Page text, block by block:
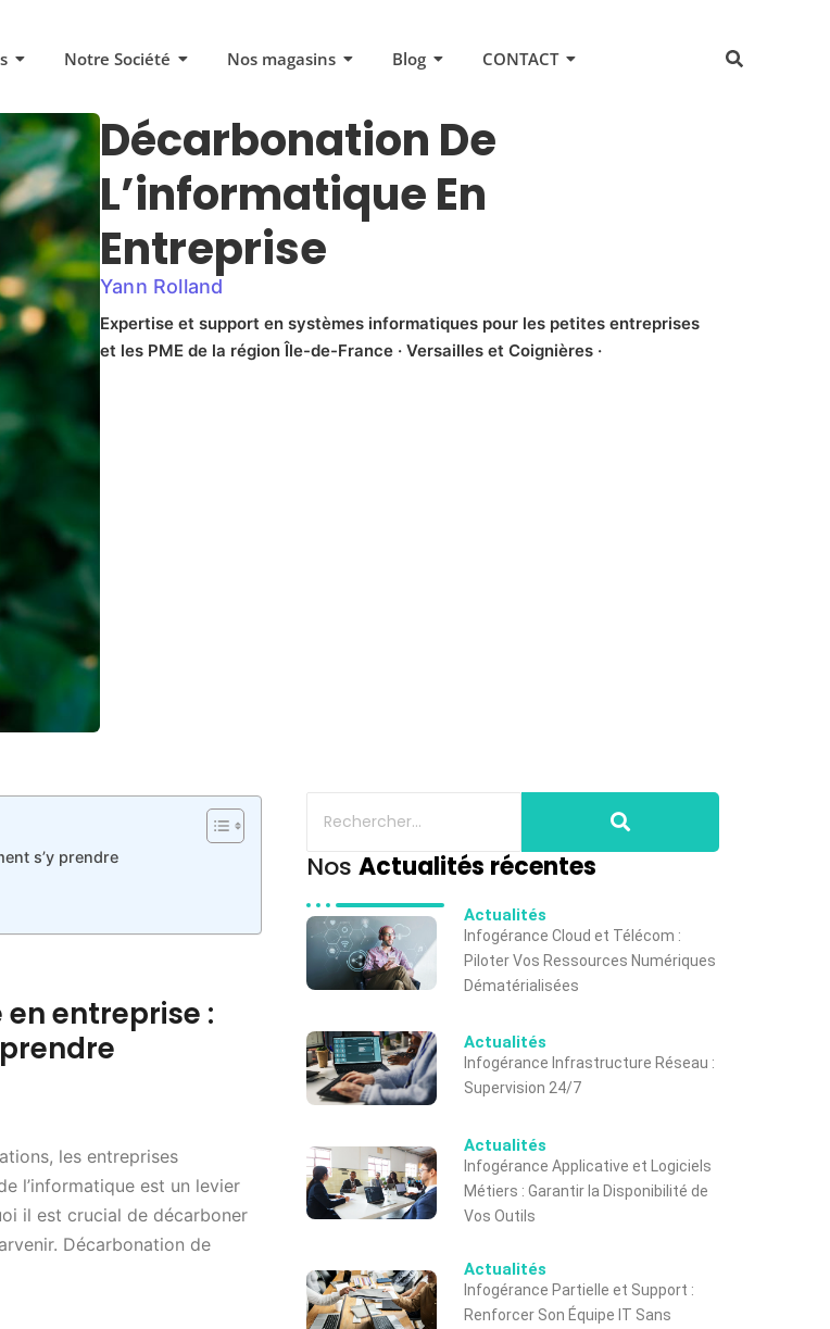
Notre Société Nos magasins Blog CONTACT
Décarbonation De
L’informatique En
Entreprise
Yann Rolland
Expertise et support en systèmes informatiques pour les petites entreprises
et les PME de la région Île-de-France · Versailles et Coignières ·
s’y prendre
entreprise :
les entreprises
l’informatique est un levier
il est crucial de décarboner
Décarbonation de
Nos Actualités récentes
Actualités
Infogérance Cloud et Télécom :
Piloter Vos Ressources Numériques
Dématérialisées
Actualités
Infogérance Infrastructure Réseau :
Supervision 24/7
Actualités
Infogérance Applicative et Logiciels
Métiers : Garantir la Disponibilité de
Vos Outils
Actualités
Infogérance Partielle et Support :
Renforcer Son Équipe IT Sans